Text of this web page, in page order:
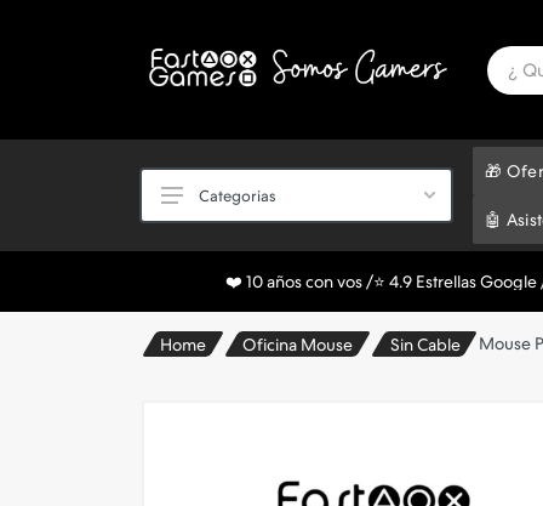
Consolas
Consolas Retro
Categorias
🎁
🤖
❤️ 10 años con vos /⭐ 4.9 Estrellas
Home Oficina Mouse Sin Cable Mouse